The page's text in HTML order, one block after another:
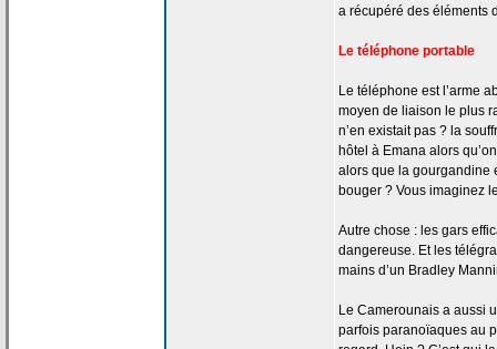
a récupéré des éléments
Le téléphone portable
Le téléphone est l’arme
moyen de liaison le plus
n’en existait pas ? la
hôtel à Emana alors
alors que la gourgandine
bouger ? Vous imaginez
Autre chose : les gars
dangereuse. Et les
mains d’un Bradley
Le Camerounais a aussi
parfois paranoïaques au